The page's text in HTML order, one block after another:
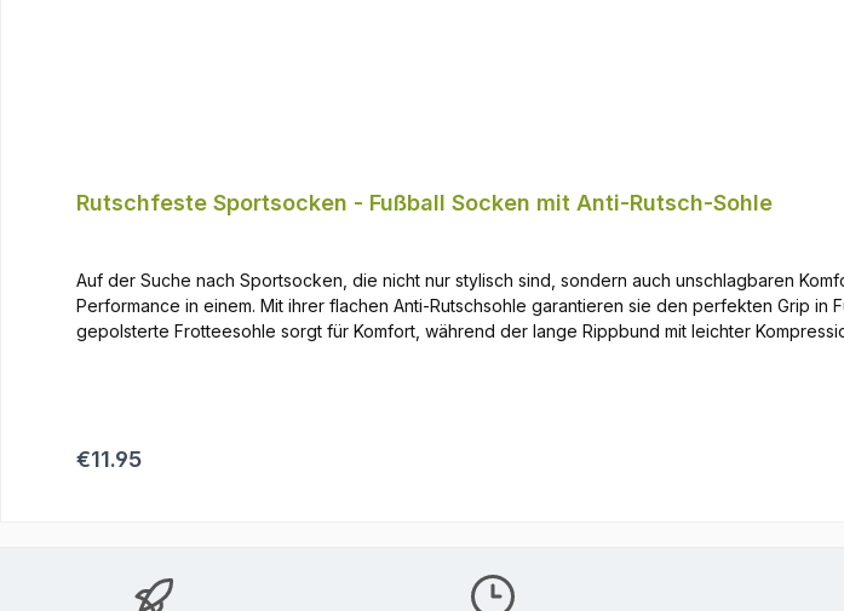
Rutschfeste Sportsocken - Fußball Socken mit Anti-Rutsch-Sohle
Auf der Suche nach Sportsocken, die nicht nur stylisch sind, sondern auch unschlagbaren
Performance in einem. Mit ihrer flachen Anti-Rutschsohle garantieren sie den perfekten Grip
gepolsterte Frotteesohle sorgt für Komfort, während der lange Rippbund mit leichter
Regular price:
€11.95